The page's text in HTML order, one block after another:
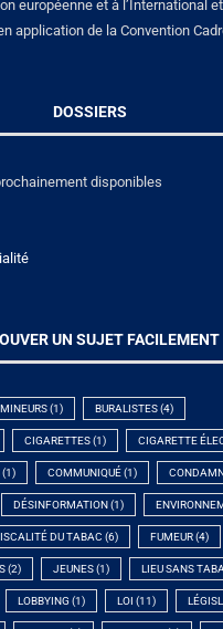
européenne et à l’International
application de la Convention
DOSSIERS
disponibles
UN SUJET FACILEMENT
(1) BURALISTES(4)
CIGARETTES(1) CIGARETTE
(1) COMMUNIQUÉ(1)
DÉSINFORMATION (1)
DU TABAC (6) FUMEUR(4)
(2) JEUNES(1) LIEU SANS
LOBBYING (1) LOI (11)